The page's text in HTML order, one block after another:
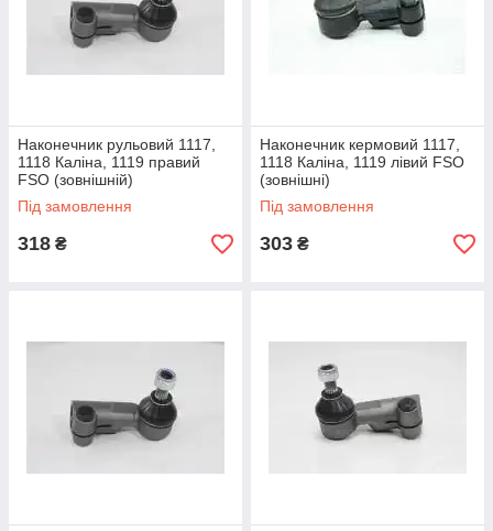
Наконечник рульовий 1117,
1118 Каліна, 1119 правий
FSO (зовнішній)
Під замовлення
318 ₴
Наконечник кермовий 1117,
1118 Каліна, 1119 лівий FSO
(зовнішні)
Під замовлення
303 ₴